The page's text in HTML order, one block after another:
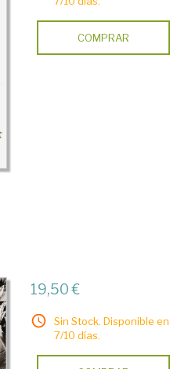
COMPRAR
19,50 €
Sin Stock. Disponible en
7/10 días.